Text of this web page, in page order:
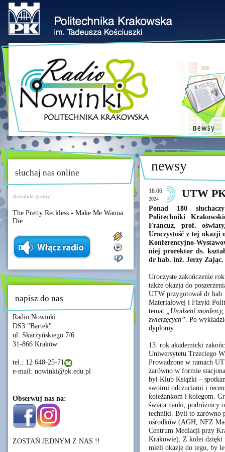
słuchaj nas online
aktualnie gramy:
The Pretty Reckless - Make Me Wanna
Die
napisz do nas
Radio Nowinki
DS3 "Bartek"
ul. Skarżyńskiego 7/6
31-866 Kraków
tel.: 12 648-25-71
e-mail: nowinki@pk.edu.pl
Obserwuj nas na:
ZOSTAŃ JEDNYM Z NAS !!
newsy
18.06
2024 UTW
Ponad 180
Politechniki
Francuz, prof.
Uroczystość z tej okazji
Konferencyjno-
niej prorektor ds.
dr hab. inż. Jerzy Zając.
Uroczyste zakończenie
także okazja do
UTW przygotował dr
Materiałowej i Fizyki
temat
„Urodzeni
zwierzęcych” . Po
dyplomy.
13. rok akademicki
Uniwersytetu Trzeciego
Prowadzone w ramach
zarówno w formie
był Klub Książki –
swoimi odczuciami i
koleżankom i kolegom.
świata nauki, podróżnicy
techniki. Byli to zarówno
ośrodków (AGH, NFZ
Centrum Mediacji przy
Krakowie). Z kolei dzięki
mieli okazję do tego, by